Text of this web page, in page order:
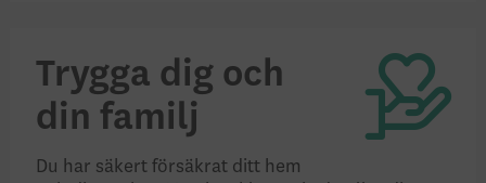
Trygga dig och
din familj
Du har säkert försäkrat ditt hem